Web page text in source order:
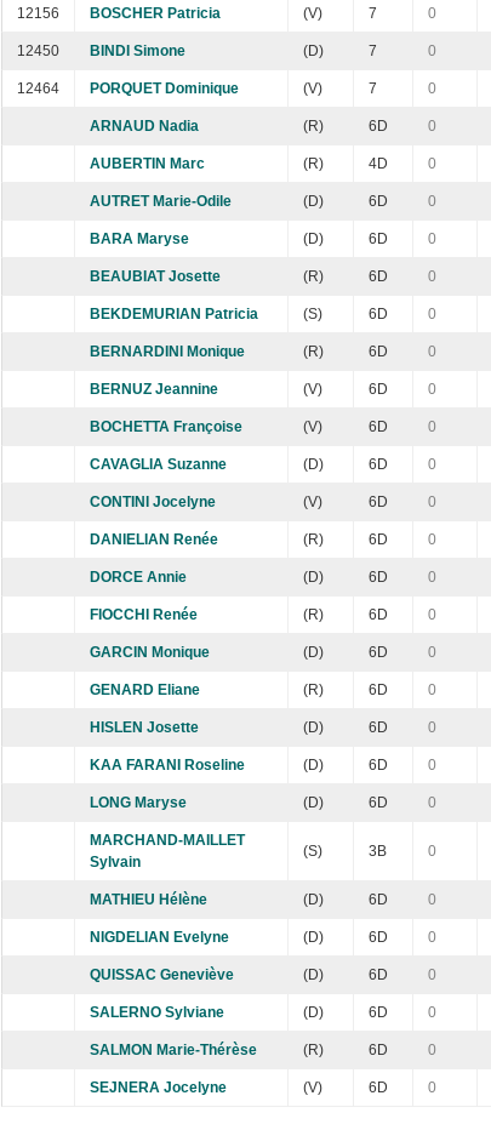
12156 BOSCHER Patricia (V) 7 0
12450 BINDI Simone (D) 7 0
12464 PORQUET Dominique (V) 7 0
ARNAUD Nadia (R) 6D 0
AUBERTIN Marc (R) 4D 0
AUTRET Marie-Odile (D) 6D 0
BARA Maryse (D) 6D 0
BEAUBIAT Josette (R) 6D 0
BEKDEMURIAN Patricia (S) 6D 0
BERNARDINI Monique (R) 6D 0
BERNUZ Jeannine (V) 6D 0
BOCHETTA Françoise (V) 6D 0
CAVAGLIA Suzanne (D) 6D 0
CONTINI Jocelyne (V) 6D 0
DANIELIAN Renée (R) 6D 0
DORCE Annie (D) 6D 0
FIOCCHI Renée (R) 6D 0
GARCIN Monique (D) 6D 0
GENARD Eliane (R) 6D 0
HISLEN Josette (D) 6D 0
KAA FARANI Roseline (D) 6D 0
LONG Maryse (D) 6D 0
MARCHAND-MAILLET
Sylvain
(S) 3B 0
MATHIEU Hélène (D) 6D 0
NIGDELIAN Evelyne (D) 6D 0
QUISSAC Geneviève (D) 6D 0
SALERNO Sylviane (D) 6D 0
SALMON Marie-Thérèse (R) 6D 0
SEJNERA Jocelyne (V) 6D 0